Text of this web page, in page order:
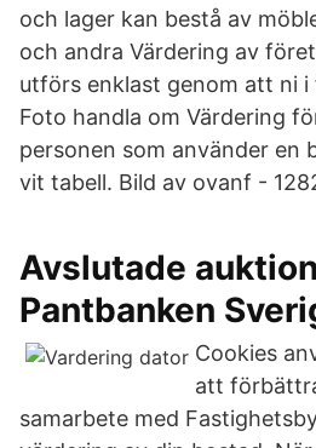
och lager kan bestå av
och andra Värdering av
utförs enklast genom att ni
Foto handla om Värdering
personen som använder en
vit tabell. Bild av ovanf -
Avslutade
Pantbanken
Cookies
att
samarbete med